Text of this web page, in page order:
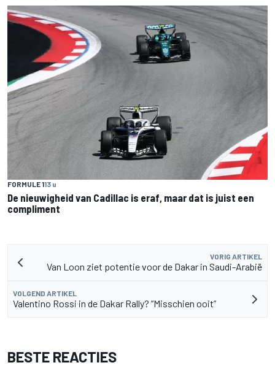
FORMULE 113 u
De nieuwigheid van Cadillac is eraf, maar dat is juist een
compliment
VORIG ARTIKEL
Van Loon ziet potentie voor de Dakar in Saudi-Arabië
VOLGEND ARTIKEL
Valentino Rossi in de Dakar Rally? “Misschien ooit”
BESTE REACTIES